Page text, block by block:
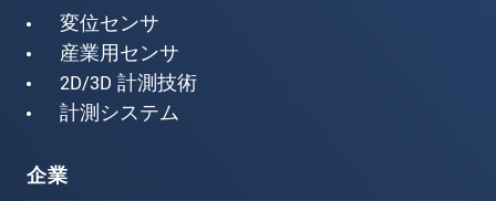
変位センサ
産業用センサ
2D/3D 計測技術
計測システム
企業